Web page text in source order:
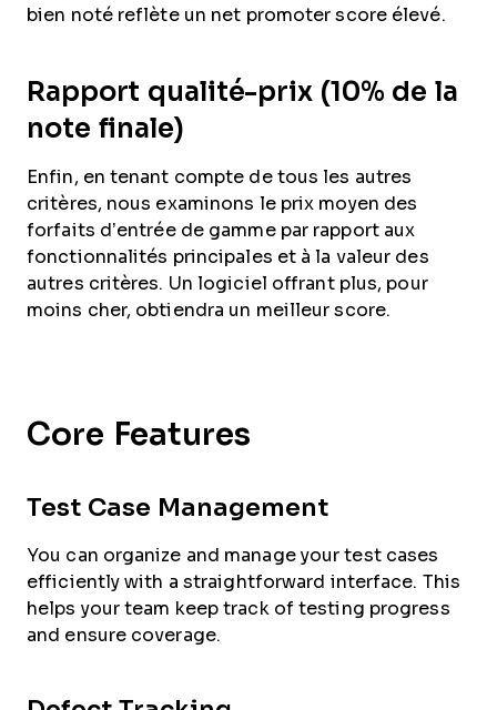
bien noté reflète un net promoter score élevé.
Rapport qualité-prix (10% de la
note finale)
Enfin, en tenant compte de tous les autres
critères, nous examinons le prix moyen des
forfaits d’entrée de gamme par rapport aux
fonctionnalités principales et à la valeur des
autres critères. Un logiciel offrant plus, pour
moins cher, obtiendra un meilleur score.
Core Features
Test Case Management
You can organize and manage your test cases
efficiently with a straightforward interface. This
helps your team keep track of testing progress
and ensure coverage.